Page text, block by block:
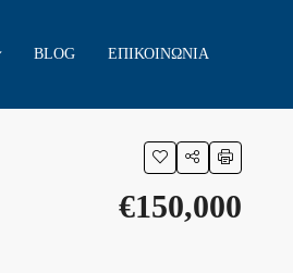
BLOG ΕΠΙΚΟΙΝΩΝΙΑ
€150,000